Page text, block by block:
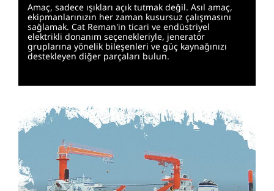
Amaç, sadece ışıkları açık tutmak değil. Asıl amaç,
ekipmanlarınızın her zaman kusursuz çalışmasını
sağlamak. Cat Reman'in ticari ve endüstriyel
elektrikli donanım seçenekleriyle, jeneratör
gruplarına yönelik bileşenleri ve güç kaynağınızı
destekleyen diğer parçaları bulun.